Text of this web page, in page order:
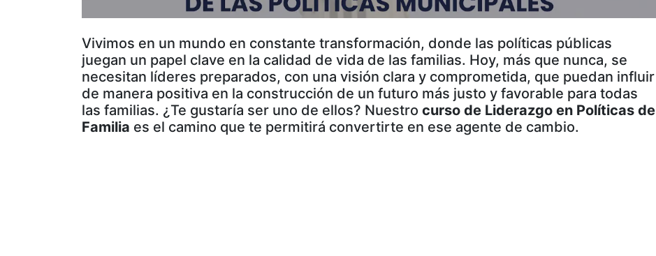
Vivimos en un mundo en constante transformación, donde las políticas públicas
juegan un papel clave en la calidad de vida de las familias. Hoy, más que nunca, se
necesitan líderes preparados, con una visión clara y comprometida, que puedan influir
de manera positiva en la construcción de un futuro más justo y favorable para todas
las familias. ¿Te gustaría ser uno de ellos? Nuestro curso de Liderazgo en Políticas de
Familia es el camino que te permitirá convertirte en ese agente de cambio.